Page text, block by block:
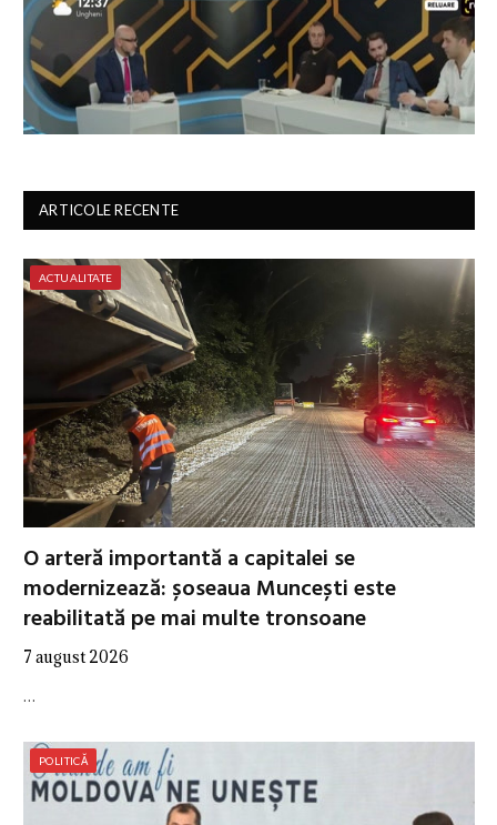
ARTICOLE RECENTE
ACTUALITATE
O arteră importantă a capitalei se
modernizează: șoseaua Muncești este
reabilitată pe mai multe tronsoane
7 august 2026
…
POLITICĂ